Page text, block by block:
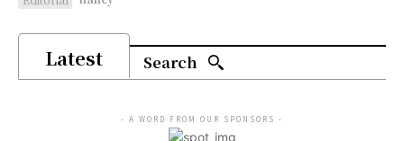
Latest Search
- A WORD FROM OUR SPONSORS -